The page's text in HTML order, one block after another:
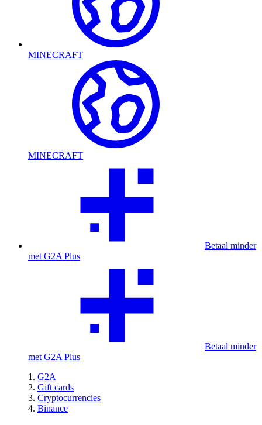
MINECRAFT
MINECRAFT
Betaal minder
met G2A Plus
Betaal minder
met G2A Plus
G2A
Gift cards
Cryptocurrencies
Binance